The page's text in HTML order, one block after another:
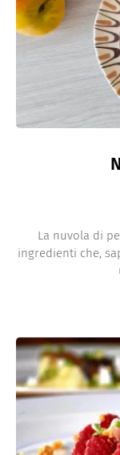
La nuvola di
ingredienti che,